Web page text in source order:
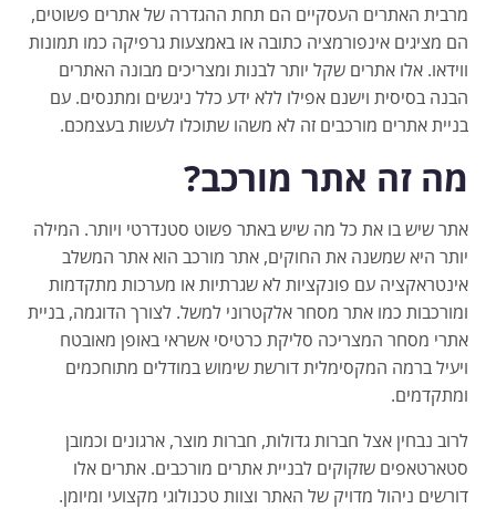
מרבית האתרים העסקיים הם תחת ההגדרה של אתרים פשוטים,
הם מציגים אינפורמציה כתובה או באמצעות גרפיקה כמו תמונות
ווידאו. אלו אתרים שקל יותר לבנות ומצריכים מבונה האתרים
הבנה בסיסית וישנם אפילו ללא ידע כלל ניגשים ומתנסים. עם
בניית אתרים מורכבים זה לא משהו שתוכלו לעשות בעצמכם.
מה זה אתר מורכב?
אתר שיש בו את כל מה שיש באתר פשוט סטנדרטי ויותר. המילה
יותר היא שמשנה את החוקים, אתר מורכב הוא אתר המשלב
אינטראקציה עם פונקציות לא שגרתיות או מערכות מתקדמות
ומורכבות כמו אתר מסחר אלקטרוני למשל. לצורך הדוגמה, בניית
אתרי מסחר המצריכה סליקת כרטיסי אשראי באופן מאובטח
ויעיל ברמה המקסימלית דורשת שימוש במודלים מתוחכמים
ומתקדמים.
לרוב נבחין אצל חברות גדולות, חברות מוצר, ארגונים וכמובן
סטארטאפים שזקוקים לבניית אתרים מורכבים. אתרים אלו
דורשים ניהול מדויק של האתר וצוות טכנולוגי מקצועי ומיומן.